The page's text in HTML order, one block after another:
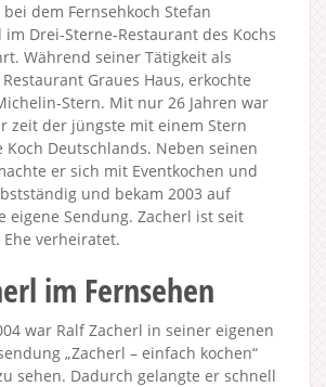
dem Fernsehkoch Stefan
Drei-Sterne-Restaurant des Kochs
Während seiner Tätigkeit als
Graues Haus, erkochte
Stern. Mit nur 26 Jahren war
zeit der jüngste mit einem Stern
Koch Deutschlands. Neben seinen
er sich mit Eventkochen und
und bekam 2003 auf
eigene Sendung. Zacherl ist seit
verheiratet.
im Fernsehen
war Ralf Zacherl in seiner eigenen
„Zacherl – einfach kochen“
sehen. Dadurch gelangte er schnell